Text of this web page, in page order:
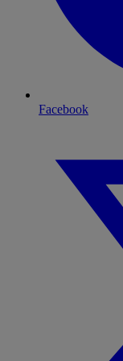
Facebook